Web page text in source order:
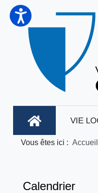
VIE
Vous êtes ici : Accueil
Calendrier